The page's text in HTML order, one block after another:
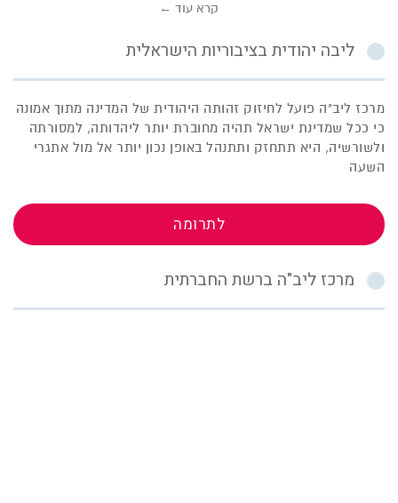
קרא עוד ←
ליבה יהודית בציבוריות הישראלית
מרכז ליב"ה פועל לחיזוק זהותה היהודית של המדינה מתוך אמונה
כי ככל שמדינת ישראל תהיה מחוברת יותר ליהדותה, למסורתה
ולשורשיה, היא תתחזק ותתנהל באופן נכון יותר אל מול אתגרי
השעה
לתרומה
מרכז ליב"ה ברשת החברתית